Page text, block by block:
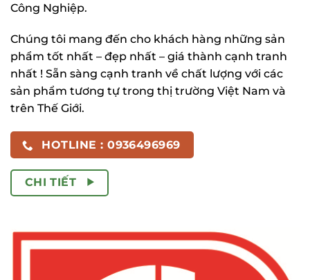
Công Nghiệp.
Chúng tôi mang đến cho khách hàng những sản
phẩm tốt nhất – đẹp nhất – giá thành cạnh tranh
nhất ! Sẵn sàng cạnh tranh về chất lượng với các
sản phẩm tương tự trong thị trường Việt Nam và
trên Thế Giới.
HOTLINE : 0936496969
CHI TIẾT